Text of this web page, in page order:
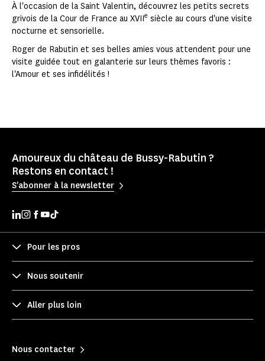
À l'occasion de la Saint Valentin, découvrez les petits secrets
grivois de la Cour de France au XVIIe siècle au cours d'une visite
nocturne et sensorielle.
Roger de Rabutin et ses belles amies vous attendent pour une
visite guidée tout en galanterie sur leurs thèmes favoris :
l'Amour et ses infidélités !
Amoureux du château de Bussy-Rabutin ?
Restons en contact !
S'abonner à la newsletter
Pour les pros
Nous soutenir
Aller plus loin
Nous contacter